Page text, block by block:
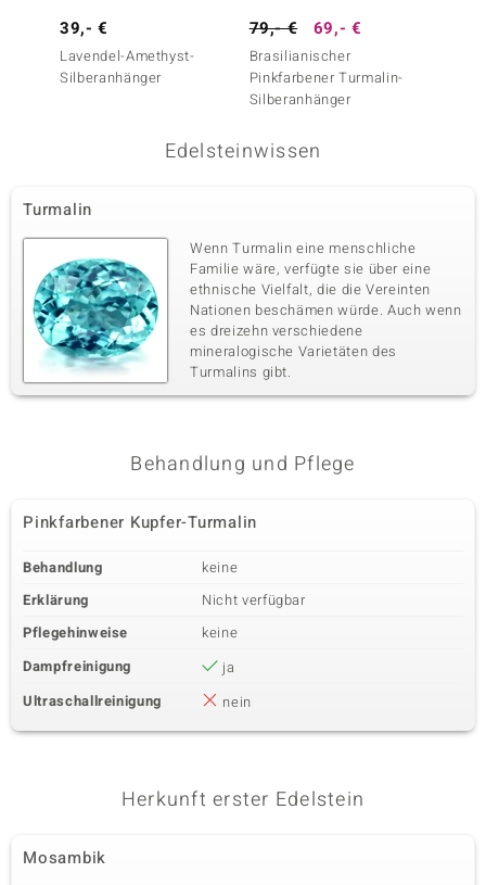
39,- €
Lavendel-Amethyst-
Silberanhänger
79,- € 69,- €
Brasilianischer
Pinkfarbener Turmalin-
Silberanhänger
Edelsteinwissen
Turmalin
Wenn Turmalin eine menschliche
Familie wäre, verfügte sie über eine
ethnische Vielfalt, die die Vereinten
Nationen beschämen würde. Auch wenn
es dreizehn verschiedene
mineralogische Varietäten des
Turmalins gibt.
Behandlung und Pflege
Pinkfarbener Kupfer-Turmalin
Behandlung
keine
Erklärung
Nicht verfügbar
Pflegehinweise
keine
Dampfreinigung
ja
Ultraschallreinigung
nein
Herkunft erster Edelstein
Mosambik